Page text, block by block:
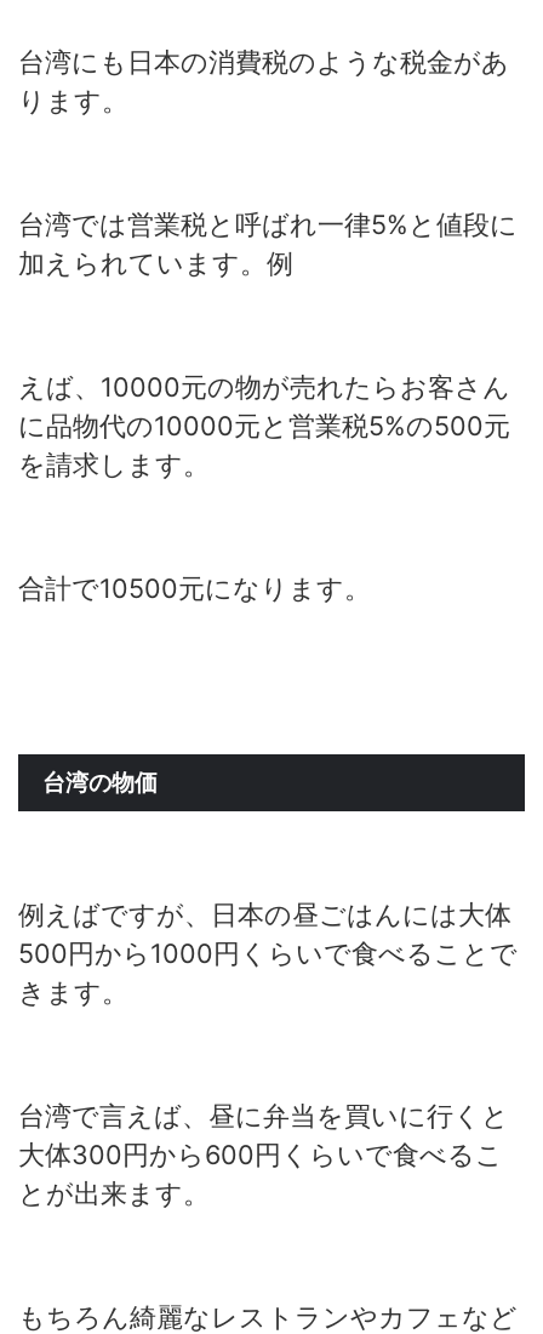
台湾にも日本の消費税のような税金があ
ります。
台湾では営業税と呼ばれ一律5%と値段に
加えられています。例
えば、10000元の物が売れたらお客さん
に品物代の10000元と営業税5%の500元
を請求します。
合計で10500元になります。
台湾の物価
例えばですが、日本の昼ごはんには大体
500円から1000円くらいで食べることで
きます。
台湾で言えば、昼に弁当を買いに行くと
大体300円から600円くらいで食べるこ
とが出来ます。
もちろん綺麗なレストランやカフェなど